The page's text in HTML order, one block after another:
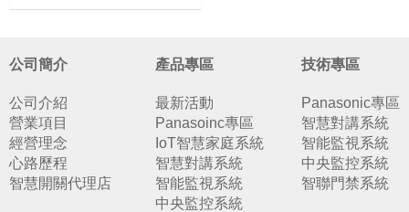
公司簡介
公司介紹
營業項目
經營理念
心路歷程
智慧開關代理店
產品專區
最新活動
Panasoinc專區
IoT智慧家庭系統
智慧對講系統
智能監視系統
中央監控系統
技術專區
Panasonic專區
智慧對講系統
智能監視系統
中央監控系統
智聯門禁系統